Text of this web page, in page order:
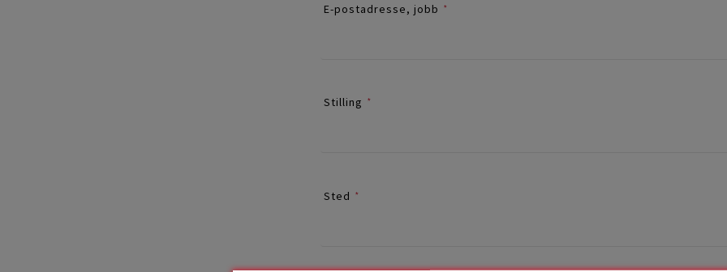
E-postadresse, jobb *
Stilling *
Sted *